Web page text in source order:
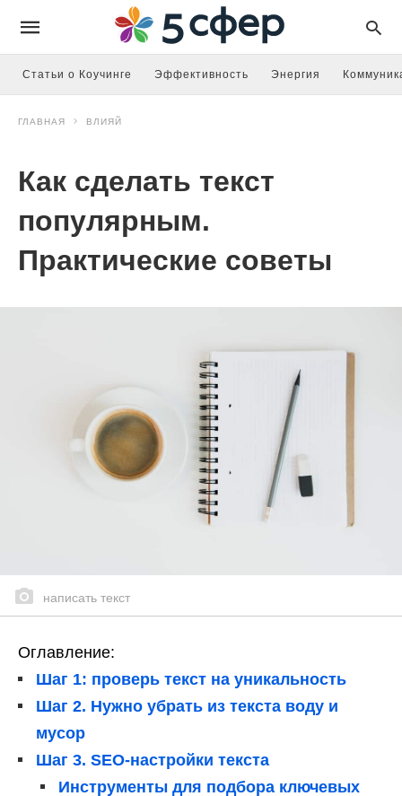
Статьи о Коучинге Эффективность Энергия
ГЛАВНАЯ ВЛИЯЙ
Как сделать текст
популярным.
Практические советы
написать текст
Оглавление:
Шаг 1: проверь текст на уникальность
Шаг 2. Нужно убрать из текста воду и
мусор
Шаг 3. SЕО-настройки текста
Инструменты для подбора ключевых